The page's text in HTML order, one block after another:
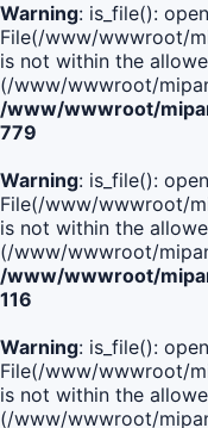
Warning: is_file():
File(/www/wwwroot/
is not within the
(/www/wwwroot/
/www/wwwroot/
779
Warning: is_file():
File(/www/wwwroot/
is not within the
(/www/wwwroot/
/www/wwwroot/
116
Warning: is_file():
File(/www/wwwroot/
is not within the
(/www/wwwroot/